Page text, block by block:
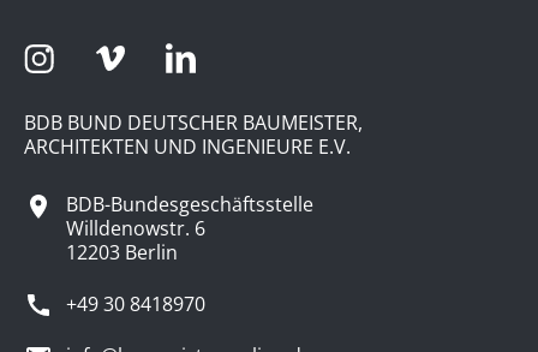
BDB BUND DEUTSCHER BAUMEISTER,
ARCHITEKTEN UND INGENIEURE E.V.
BDB-Bundesgeschäftsstelle
Willdenowstr. 6
12203 Berlin
+49 30 8418970